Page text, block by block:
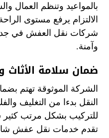
بالمواعيد وتنظم العمال
الالتزام يرفع مستوى
شركات نقل العفش في
وآمنة.
ضمان سلامة الأثاث
الشركة الموثوقة تهتم
النقل بدءا من التغليف
للتركيب بشكل مرتب
تقدم خدمات نقل عفش